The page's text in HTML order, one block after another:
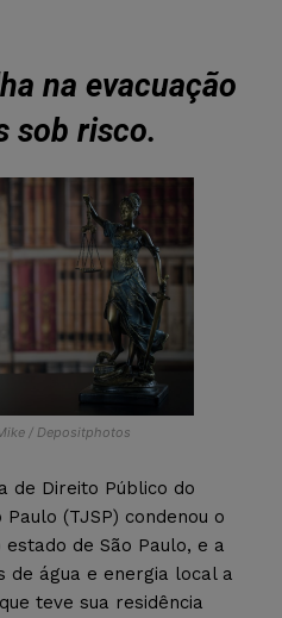
na evacuação
sob risco.
/ Depositphotos
de Direito Público do
(TJSP) condenou o
de São Paulo, e a
de água e energia local a
teve sua residência